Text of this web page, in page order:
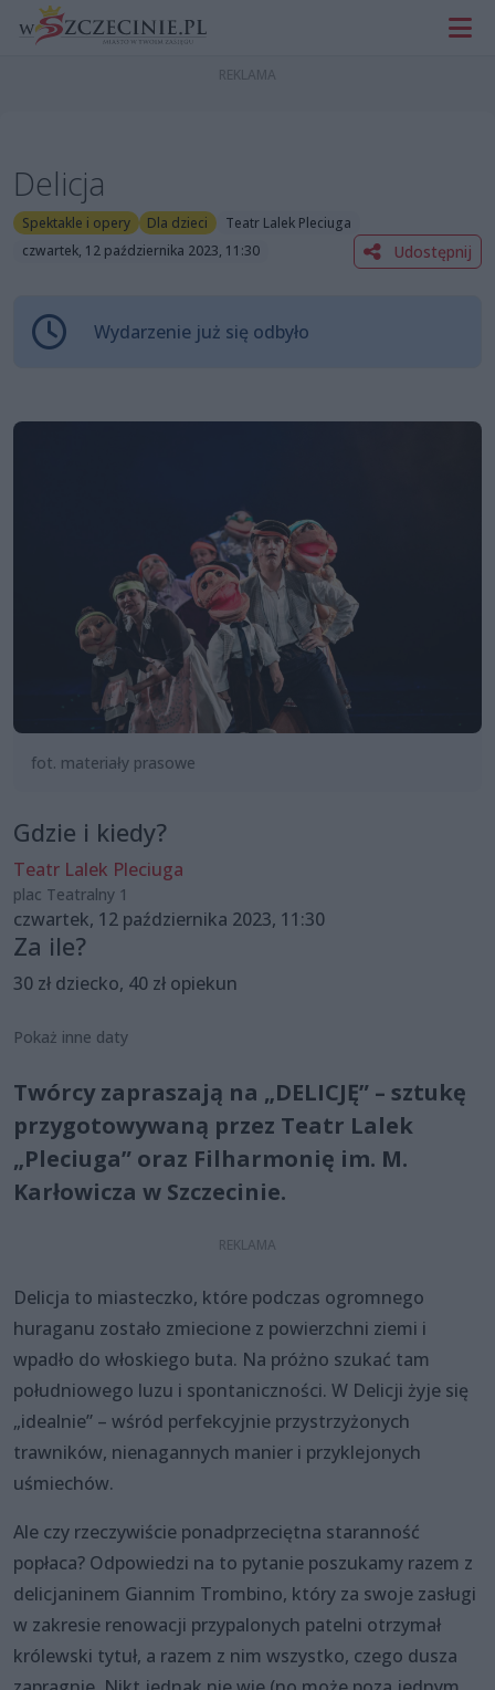
Delicja
Spektakle i opery Dla dzieci
Teatr Lalek Pleciuga
czwartek, 12 października 2023, 11:30
Udostępnij
Wydarzenie już się odbyło
fot. materiały prasowe
Gdzie i kiedy?
Teatr Lalek Pleciuga
plac Teatralny 1
czwartek, 12 października 2023, 11:30
Za ile?
30 zł dziecko, 40 zł opiekun
Pokaż inne daty
Twórcy zapraszają na „DELICJĘ” – sztukę
przygotowywaną przez Teatr Lalek
„Pleciuga” oraz Filharmonię im. M.
Karłowicza w Szczecinie.
Delicja to miasteczko, które podczas ogromnego
huraganu zostało zmiecione z powierzchni ziemi i
wpadło do włoskiego buta. Na próżno szukać tam
południowego luzu i spontaniczności. W Delicji żyje się
„idealnie” – wśród perfekcyjnie przystrzyżonych
trawników, nienagannych manier i przyklejonych
uśmiechów.
Ale czy rzeczywiście ponadprzeciętna staranność
popłaca? Odpowiedzi na to pytanie poszukamy razem z
delicjaninem Giannim Trombino, który za swoje zasługi
w zakresie renowacji przypalonych patelni otrzymał
królewski tytuł, a razem z nim wszystko, czego dusza